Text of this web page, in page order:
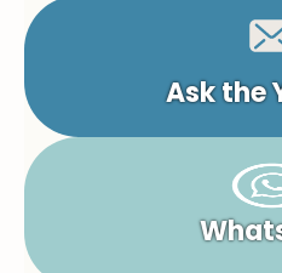
Ask the